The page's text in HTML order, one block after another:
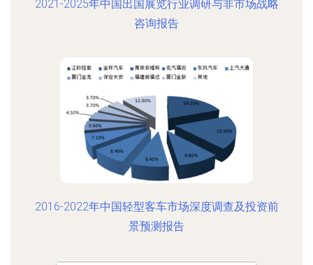
2021-2025年中国出国展览行业调研与非市场战略
咨询报告
2016-2022年中国轻型客车市场深度调查及投资前
景预测报告